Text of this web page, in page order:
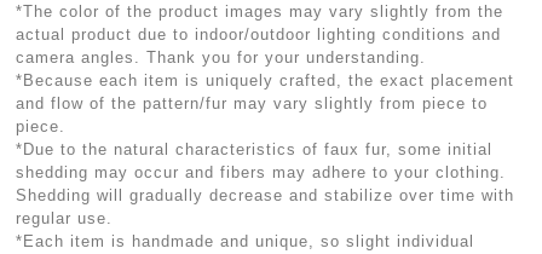
*The color of the product images may vary slightly from the
actual product due to indoor/outdoor lighting conditions and
camera angles. Thank you for your understanding.
*Because each item is uniquely crafted, the exact placement
and flow of the pattern/fur may vary slightly from piece to
piece.
*Due to the natural characteristics of faux fur, some initial
shedding may occur and fibers may adhere to your clothing.
Shedding will gradually decrease and stabilize over time with
regular use.
*Each item is handmade and unique, so slight individual